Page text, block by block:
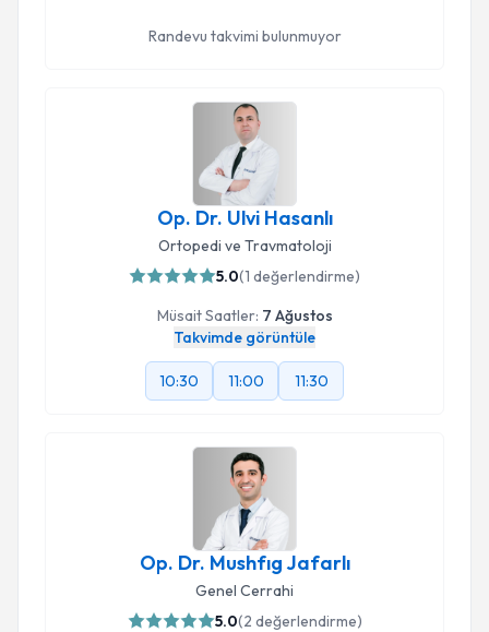
Randevu takvimi bulunmuyor
Op. Dr. Ulvi Hasanlı
Ortopedi ve Travmatoloji
5.0(1 değerlendirme)
Müsait Saatler: 7 Ağustos
Takvimde görüntüle
10:30 11:00 11:30
Op. Dr. Mushfıg Jafarlı
Genel Cerrahi
5.0(2 değerlendirme)